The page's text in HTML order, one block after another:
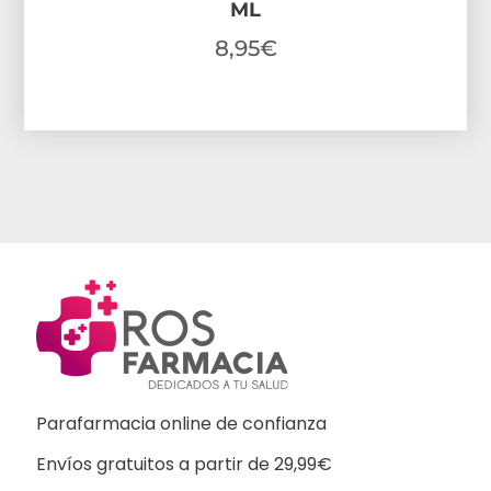
ML
8,95€
Parafarmacia online de confianza
Envíos gratuitos a partir de 29,99€